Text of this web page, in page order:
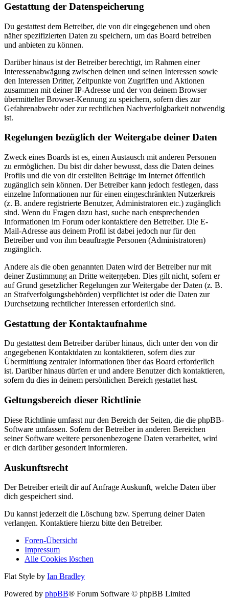
Gestattung der Datenspeicherung
Du gestattest dem Betreiber, die von dir eingegebenen und oben
näher spezifizierten Daten zu speichern, um das Board betreiben
und anbieten zu können.
Darüber hinaus ist der Betreiber berechtigt, im Rahmen einer
Interessenabwägung zwischen deinen und seinen Interessen sowie
den Interessen Dritter, Zeitpunkte von Zugriffen und Aktionen
zusammen mit deiner IP-Adresse und der von deinem Browser
übermittelter Browser-Kennung zu speichern, sofern dies zur
Gefahrenabwehr oder zur rechtlichen Nachverfolgbarkeit notwendig
ist.
Regelungen bezüglich der Weitergabe deiner Daten
Zweck eines Boards ist es, einen Austausch mit anderen Personen
zu ermöglichen. Du bist dir daher bewusst, dass die Daten deines
Profils und die von dir erstellten Beiträge im Internet öffentlich
zugänglich sein können. Der Betreiber kann jedoch festlegen, dass
einzelne Informationen nur für einen eingeschränkten Nutzerkreis
(z. B. andere registrierte Benutzer, Administratoren etc.) zugänglich
sind. Wenn du Fragen dazu hast, suche nach entsprechenden
Informationen im Forum oder kontaktiere den Betreiber. Die E-
Mail-Adresse aus deinem Profil ist dabei jedoch nur für den
Betreiber und von ihm beauftragte Personen (Administratoren)
zugänglich.
Andere als die oben genannten Daten wird der Betreiber nur mit
deiner Zustimmung an Dritte weitergeben. Dies gilt nicht, sofern er
auf Grund gesetzlicher Regelungen zur Weitergabe der Daten (z. B.
an Strafverfolgungsbehörden) verpflichtet ist oder die Daten zur
Durchsetzung rechtlicher Interessen erforderlich sind.
Gestattung der Kontaktaufnahme
Du gestattest dem Betreiber darüber hinaus, dich unter den von dir
angegebenen Kontaktdaten zu kontaktieren, sofern dies zur
Übermittlung zentraler Informationen über das Board erforderlich
ist. Darüber hinaus dürfen er und andere Benutzer dich kontaktieren,
sofern du dies in deinem persönlichen Bereich gestattet hast.
Geltungsbereich dieser Richtlinie
Diese Richtlinie umfasst nur den Bereich der Seiten, die die phpBB-
Software umfassen. Sofern der Betreiber in anderen Bereichen
seiner Software weitere personenbezogene Daten verarbeitet, wird
er dich darüber gesondert informieren.
Auskunftsrecht
Der Betreiber erteilt dir auf Anfrage Auskunft, welche Daten über
dich gespeichert sind.
Du kannst jederzeit die Löschung bzw. Sperrung deiner Daten
verlangen. Kontaktiere hierzu bitte den Betreiber.
Foren-Übersicht
Impressum
Alle Cookies löschen
Flat Style by Ian Bradley
Powered by phpBB® Forum Software © phpBB Limited